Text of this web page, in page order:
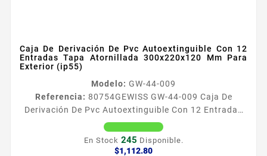
Caja De Derivación De Pvc Autoextinguible Con 12
Entradas Tapa Atornillada 300x220x120 Mm Para
Exterior (ip55)
Modelo: GW-44-009
Referencia: 80754GEWISS GW-44-009 Caja De
Derivación De Pvc Autoextinguible Con 12 Entradas
Tapa Atornillada 300x220x120 Mm Para Exterior
(ip55) Caracteriacutesticas Generales Caja de PVC
autoextinguible libre de haloacutegenos Dimensiones
En Stock 245 Disponible.
$1,112.80Precio